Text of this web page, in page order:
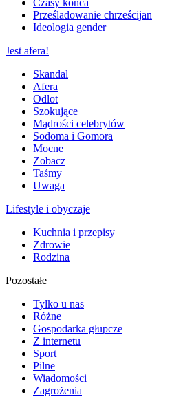
Prześladowanie chrześcijan
Ideologia gender
Jest afera!
Skandal
Afera
Odlot
Szokujące
Mądrości celebrytów
Sodoma i Gomora
Mocne
Zobacz
Taśmy
Uwaga
Lifestyle i obyczaje
Kuchnia i przepisy
Zdrowie
Rodzina
Pozostałe
Tylko u nas
Różne
Gospodarka głupcze
Z internetu
Sport
Pilne
Wiadomości
Zagrożenia